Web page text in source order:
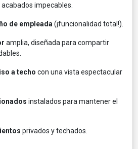
acabados impecables.
de empleada (¡funcionalidad total!).
amplia, diseñada para compartir
a techo con una vista espectacular
instalados para mantener el
privados y techados.